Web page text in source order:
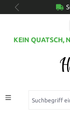
springen
KEIN QUATSCH,